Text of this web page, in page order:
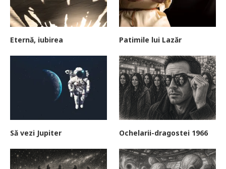
Eternă, iubirea Patimile lui Lazăr
Să vezi Jupiter Ochelarii-dragostei 1966